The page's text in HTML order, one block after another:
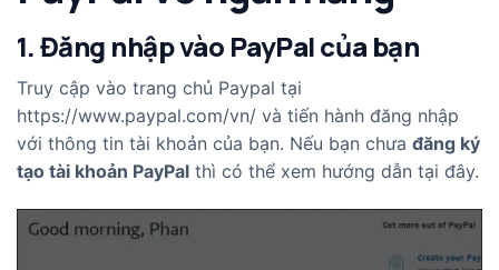
1. Đăng nhập vào PayPal của bạn
Truy cập vào trang chủ Paypal tại
https://www.paypal.com/vn/ và tiến hành đăng nhập
với thông tin tài khoản của bạn. Nếu bạn chưa đăng ký
tạo tài khoản PayPal thì có thể xem hướng dẫn tại đây.